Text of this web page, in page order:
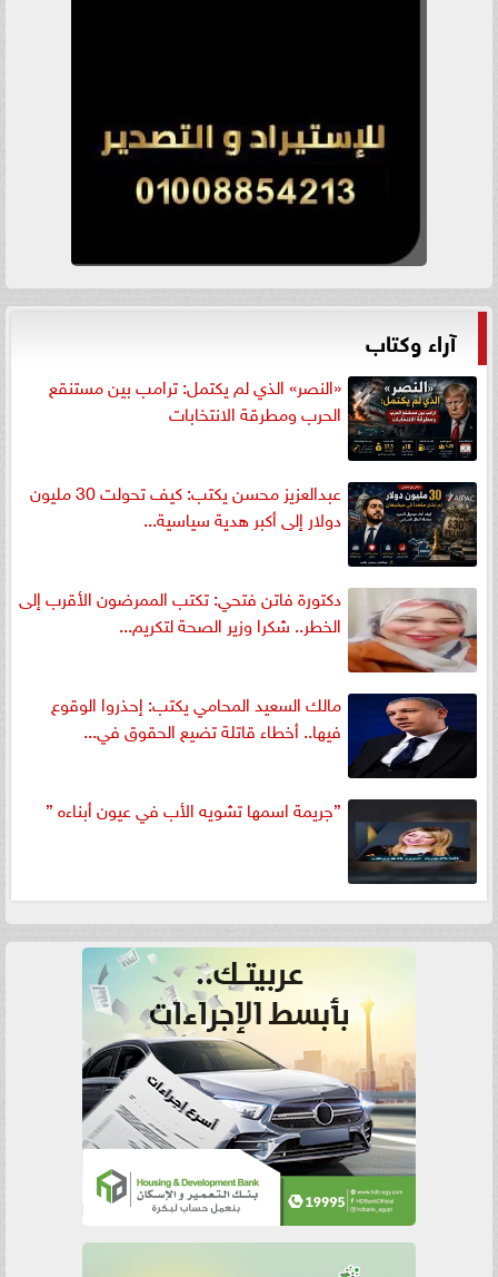
آراء وكتاب
«النصر» الذي لم يكتمل: ترامب بين مستنقع
الحرب ومطرقة الانتخابات
عبدالعزيز محسن يكتب: كيف تحولت 30 مليون
دولار إلى أكبر هدية سياسية...
دكتورة فاتن فتحي: تكتب الممرضون الأقرب إلى
الخطر.. شكرا وزير الصحة لتكريم...
مالك السعيد المحامي يكتب: إحذروا الوقوع
فيها.. أخطاء قاتلة تضيع الحقوق في...
”جريمة اسمها تشويه الأب في عيون أبناءه ”